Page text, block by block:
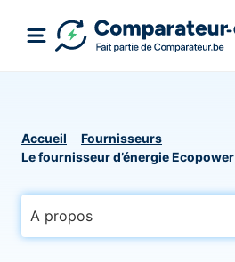
Accueil
Fournisseurs
Le fournisseur d’énergie Ecopower
A propos